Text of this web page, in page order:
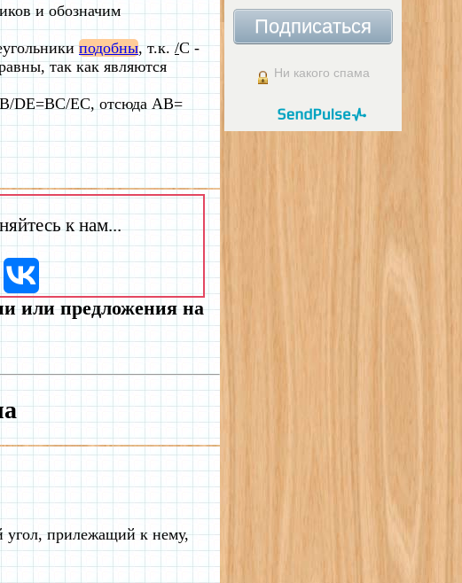
и обозначим
подобны, т.к./C -
так как являются
DE=BC/EC, отсюда AB=
к нам...
или предложения на
угол, прилежащий к нему,
Подписаться
Ни какого спама